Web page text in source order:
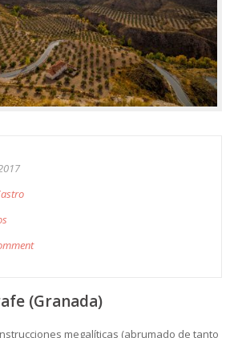
(Granada)
megalíticas (abrumado de tanto